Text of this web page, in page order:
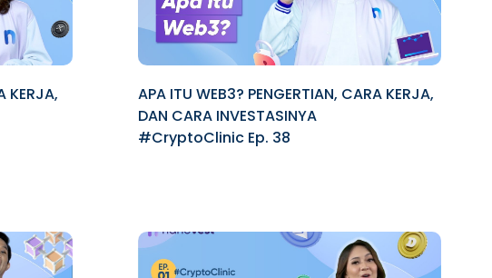
KERJA,
APA ITU WEB3? PENGERTIAN, CARA KERJA,
DAN CARA INVESTASINYA
#CryptoClinic Ep. 38